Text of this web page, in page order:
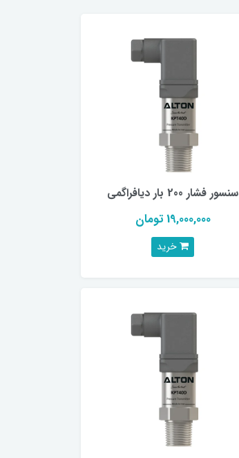
سنسور فشار 200 بار دیافراگمی
19,000,000 تومان
خرید